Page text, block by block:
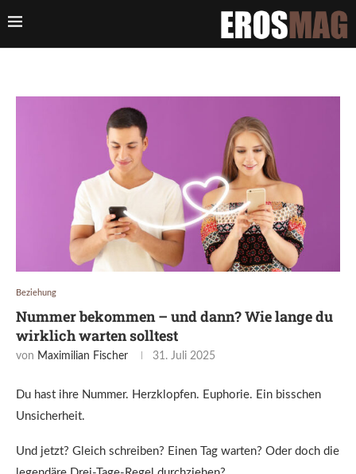
Beziehung
Nummer bekommen – und dann? Wie lange du
wirklich warten solltest
von Maximilian Fischer 31. Juli 2025
Du hast ihre Nummer. Herzklopfen. Euphorie. Ein bisschen
Unsicherheit.
Und jetzt? Gleich schreiben? Einen Tag warten? Oder doch die